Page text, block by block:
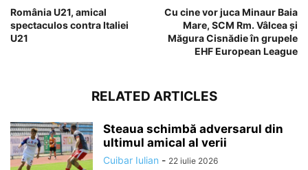
România U21, amical
spectaculos contra Italiei
U21
Cu cine vor juca Minaur Baia
Mare, SCM Rm. Vâlcea și
Măgura Cisnădie în grupele
EHF European League
RELATED ARTICLES
Steaua schimbă adversarul din
ultimul amical al verii
Cuibar Iulian - 22 iulie 2026